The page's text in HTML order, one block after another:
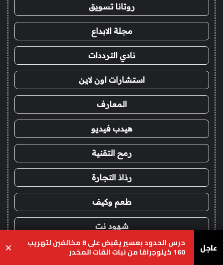
روتانا تسويق
مجلة الابداع
نادي الترددات
استشارات اون لاين
المعارف
هيدب فيديو
رمح التقنية
رذاذ التجارة
طعم وكيف
شهود نت
أركاني
عاجل حرس الحدود بعسير يقبض على 8 مخالفين لتهريب
160 كيلوجرامًا من نبات القات المخدر ×